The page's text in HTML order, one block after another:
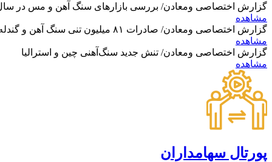
گزارش اختصاصی ومعادن/ بررسی بازارهای سنگ آهن و مس در سال 2025 و نگاه تحلیلگران به
مشاهده
گزارش اختصاصی ومعادن/ صادرات ۸۱ میلیون تنی سنگ آهن و گندله استرالیا در ماه گذشته
مشاهده
گزارش اختصاصی ومعادن/ تنش جدید سنگ‌آهنی چین و استرالیا
مشاهده
پورتال سهامداران